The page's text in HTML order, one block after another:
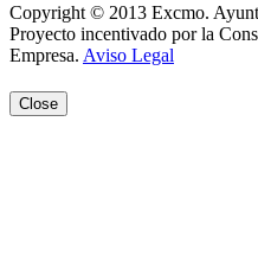
Copyright © 2013 Excmo.
Proyecto incentivado por la
Empresa. Aviso Legal
Close